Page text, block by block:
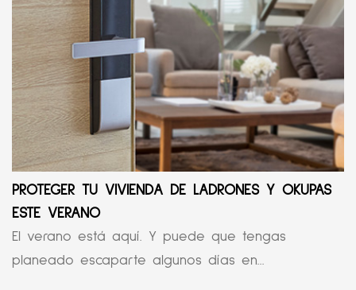
PROTEGER TU VIVIENDA DE LADRONES Y OKUPAS
ESTE VERANO
El verano está aquí. Y puede que tengas
planeado escaparte algunos días en...